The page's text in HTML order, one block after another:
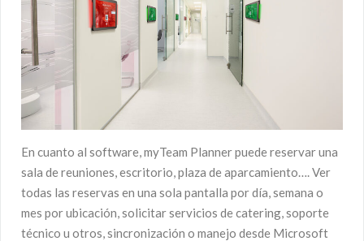
En cuanto al software, myTeam Planner puede reservar una
sala de reuniones, escritorio, plaza de aparcamiento…. Ver
todas las reservas en una sola pantalla por día, semana o
mes por ubicación, solicitar servicios de catering, soporte
técnico u otros, sincronización o manejo desde Microsoft